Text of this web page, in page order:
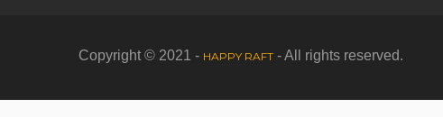
Copyright © 2021 - HAPPY RAFT - All rights reserved.